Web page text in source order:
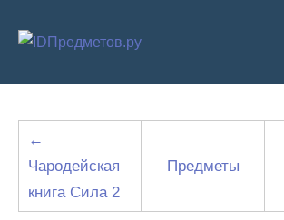
←
Чародейская
книга Сила 2
Предметы